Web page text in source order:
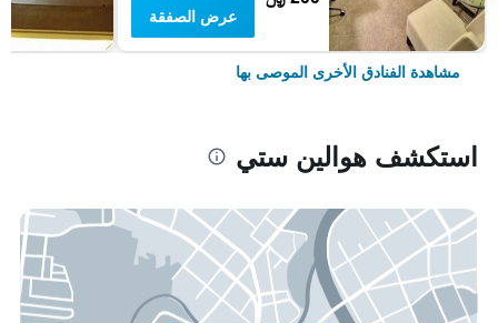
عرض الصفقة
مشاهدة الفنادق الأخرى الموصى بها
استكشف هوالين ستي